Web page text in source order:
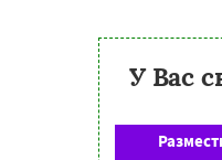
У Вас